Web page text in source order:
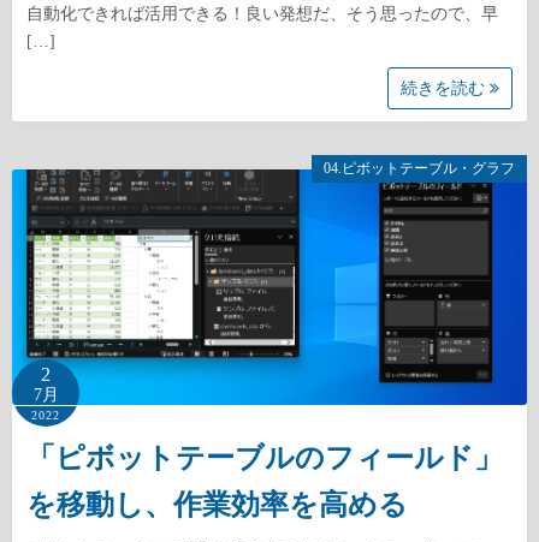
自動化できれば活用できる！良い発想だ、そう思ったので、早
[…]
続きを読む
04.ピボットテーブル・グラフ
2
7月
2022
「ピボットテーブルのフィールド」
を移動し、作業効率を高める